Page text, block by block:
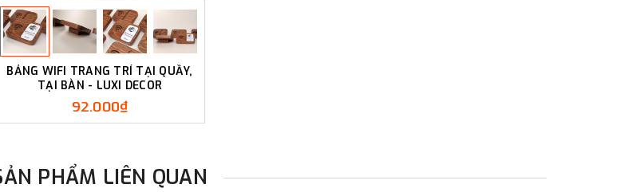
BẢNG WIFI TRANG TRÍ TẠI QUẦY,
TẠI BÀN - LUXI DECOR
92.000₫
PHẨM LIÊN QUAN